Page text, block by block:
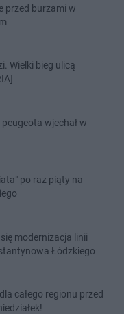
przed burzami w
Wielki bieg ulicą
wjechał w
po raz piąty na
modernizacja linii
Łódzkiego
całego regionu przed